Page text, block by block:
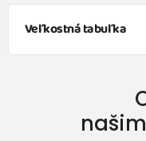
Veľkostná tabuľka